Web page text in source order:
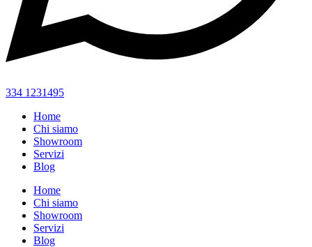
334 1231495
Home
Chi siamo
Showroom
Servizi
Blog
Home
Chi siamo
Showroom
Servizi
Blog